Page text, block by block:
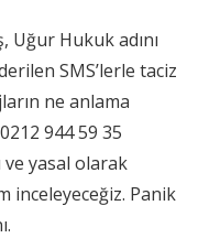
Hukuk adını
SMS’lerle taciz
ne anlama
944 59 35
ve yasal olarak
inceleyeceğiz. Panik